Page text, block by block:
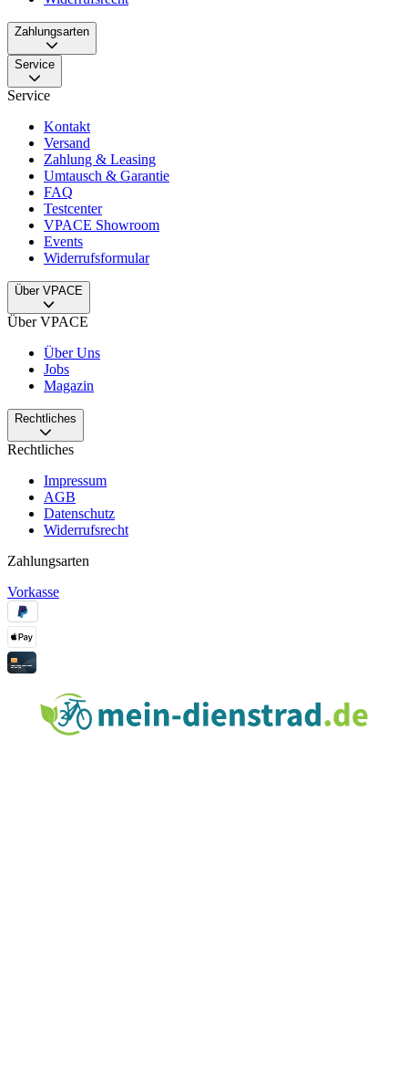
Zahlungsarten
Service
Service
Kontakt
Versand
Zahlung & Leasing
Umtausch & Garantie
FAQ
Testcenter
VPACE Showroom
Events
Widerrufsformular
Über VPACE
Über VPACE
Über Uns
Jobs
Magazin
Rechtliches
Rechtliches
Impressum
AGB
Datenschutz
Widerrufsrecht
Zahlungsarten
Vorkasse